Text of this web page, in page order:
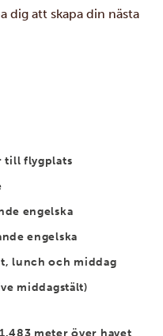
dig att skapa din nästa
till flygplats
engelska
engelska
lunch och middag
middagstält)
meter över havet